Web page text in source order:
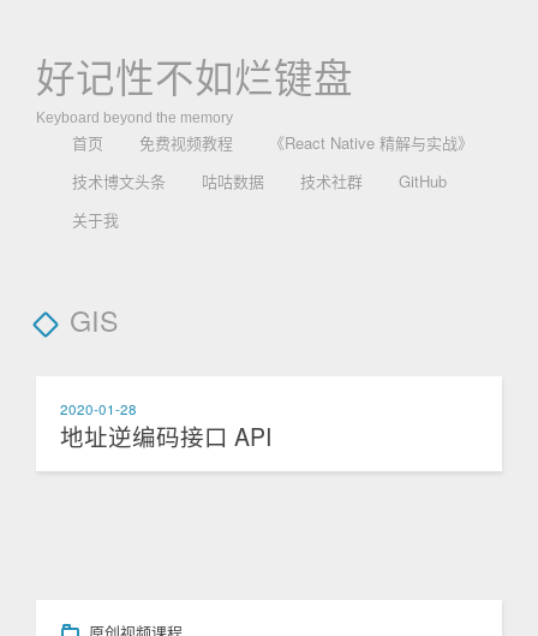
好记性不如烂键盘
Keyboard beyond the memory
首页 免费视频教程
《React Native 精解与实战》
技术博文头条
咕咕数据 技术社群
GitHub
关于我
GIS
2020-01-28
地址逆编码接口 API